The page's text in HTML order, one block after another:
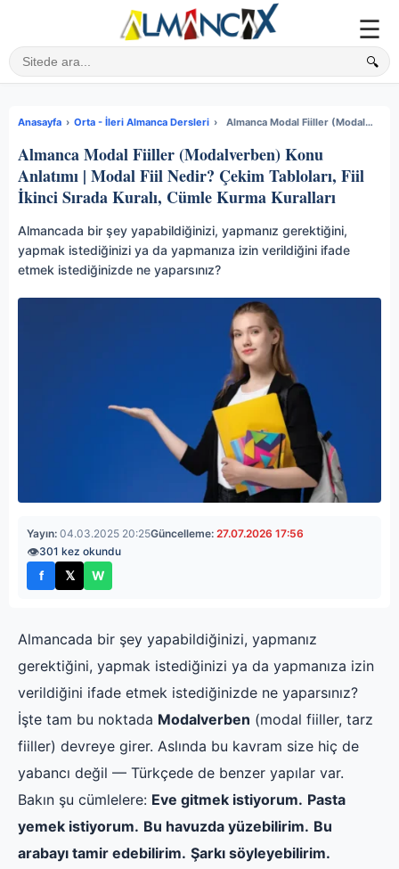
☰
Sitede ara
🔍
Anasayfa › Orta - İleri Almanca Dersleri › Almanca Modal Fiiller (Modalverben) Konu Anlatımı | Modal Fiil Nedir? Çekim Tabloları, Fiil İkinci Sırada Kuralı, Cümle Kurma Kuralları
Almanca Modal Fiiller (Modalverben) Konu
Anlatımı | Modal Fiil Nedir? Çekim Tabloları, Fiil
İkinci Sırada Kuralı, Cümle Kurma Kuralları
Almancada bir şey yapabildiğinizi, yapmanız gerektiğini,
yapmak istediğinizi ya da yapmanıza izin verildiğini ifade
etmek istediğinizde ne yaparsınız?
Yayın: 04.03.2025 20:25Güncelleme: 27.07.2026 17:56
👁301 kez okundu
Facebook'ta paylaş
f
X'te paylaş
𝕏
WhatsApp'ta paylaş
W
Almancada bir şey yapabildiğinizi, yapmanız
gerektiğini, yapmak istediğinizi ya da yapmanıza izin
verildiğini ifade etmek istediğinizde ne yaparsınız?
İşte tam bu noktada Modalverben (modal fiiller, tarz
fiiller) devreye girer. Aslında bu kavram size hiç de
yabancı değil — Türkçede de benzer yapılar var.
Bakın şu cümlelere: Eve gitmek istiyorum. Pasta
yemek istiyorum. Bu havuzda yüzebilirim. Bu
arabayı tamir edebilirim. Şarkı söyleyebilirim.